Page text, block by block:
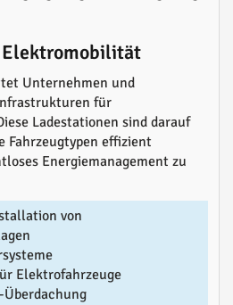
Unternehmen und
für
Ladestationen sind darauf
Fahrzeugtypen effizient
Energiemanagement zu
von
Elektrofahrzeuge